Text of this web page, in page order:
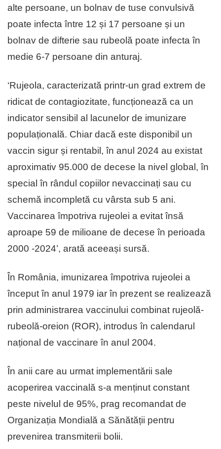
alte persoane, un bolnav de tuse convulsivă
poate infecta între 12 și 17 persoane și un
bolnav de difterie sau rubeolă poate infecta în
medie 6-7 persoane din anturaj.
‘Rujeola, caracterizată printr-un grad extrem de
ridicat de contagiozitate, funcționează ca un
indicator sensibil al lacunelor de imunizare
populațională. Chiar dacă este disponibil un
vaccin sigur și rentabil, în anul 2024 au existat
aproximativ 95.000 de decese la nivel global, în
special în rândul copiilor nevaccinați sau cu
schemă incompletă cu vârsta sub 5 ani.
Vaccinarea împotriva rujeolei a evitat însă
aproape 59 de milioane de decese în perioada
2000 -2024’, arată aceeași sursă.
În România, imunizarea împotriva rujeolei a
început în anul 1979 iar în prezent se realizează
prin administrarea vaccinului combinat rujeolă-
rubeolă-oreion (ROR), introdus în calendarul
național de vaccinare în anul 2004.
În anii care au urmat implementării sale
acoperirea vaccinală s-a menținut constant
peste nivelul de 95%, prag recomandat de
Organizația Mondială a Sănătății pentru
prevenirea transmiterii bolii.